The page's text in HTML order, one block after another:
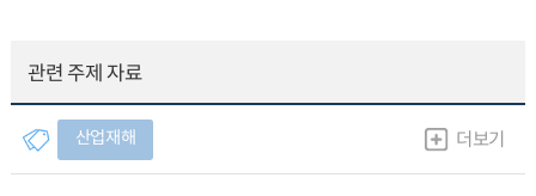
관련 주제 자료
산업재해 더보기